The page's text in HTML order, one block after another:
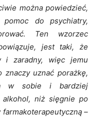
można powiedzieć,
do psychiatry,
Ten wzorzec
jest taki, że
i zaradny, więc jemu
uznać porażkę,
w sobie i bardziej
niż sięgnie po
–